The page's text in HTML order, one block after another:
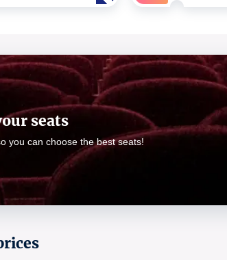
seats
you can choose the best seats!